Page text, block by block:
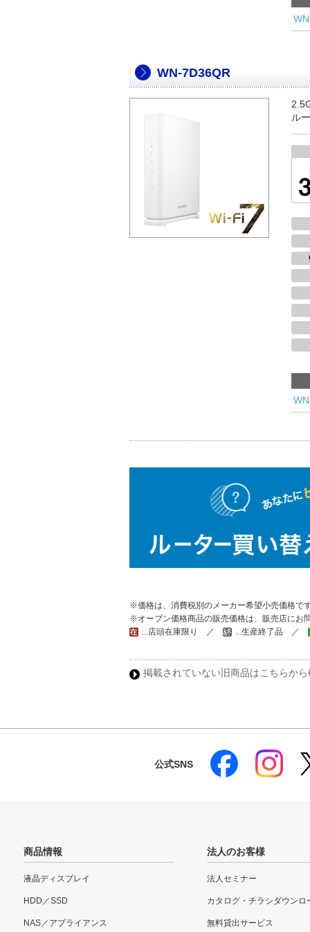
WN-7D36QR
ル
※価格は、消費税別のメーカー希望小売価格で
※オープン価格商品の販売価格は、販売店にお
...店頭在庫限り ／
...生産終了品 ／
掲載されていない旧商品はこちらか
公式SNS
商品情報
液晶ディスプレイ
HDD／SSD
NAS／アプライアンス
法人のお客様
法人セミナー
カタログ・チラシダウンロ
無料貸出サービス